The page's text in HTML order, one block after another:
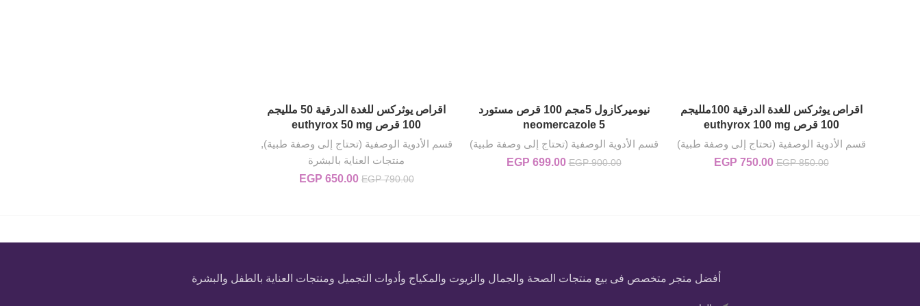
إضافة إلى السلة
اقراص يوثركس للغدة الدرقية 100ملليجم
100 قرص euthyrox 100 mg
قسم الأدوية الوصفية (تحتاج إلى وصفة طبية)
EGP850.00 السعر الأصلي هو: EGP 850.00.
EGP 750.00
إضافة إلى السلةنيوميركازول 5مجم 100 قرص مستورد
neomercazole 5
قسم الأدوية الوصفية (تحتاج إلى وصفة طبية)
EGP900.00 السعر الأصلي هو: EGP 900.00.
EGP 699.00
إضافة إلى السلة
اقراص يوثركس للغدة الدرقية 50 ملليجم
100 قرص euthyrox 50 mg
قسم الأدوية الوصفية (تحتاج إلى وصفة طبية),
منتجات العناية بالبشرة
EGP790.00 السعر الأصلي هو: EGP 790.00.
EGP 650.00
أفضل متجر متخصص فى بيع منتجات الصحة والجمال والزيوت والمكياج وأدوات التجميل ومنتجات العناية بالطفل والبشرة